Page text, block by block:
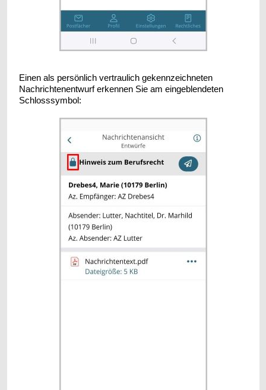
Einen als persönlich vertraulich gekennzeichneten
Nachrichtenentwurf erkennen Sie am eingeblendeten
Schlosssymbol: